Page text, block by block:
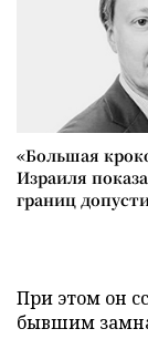
«Большая
Израиля
границ
При этом он
бывшим